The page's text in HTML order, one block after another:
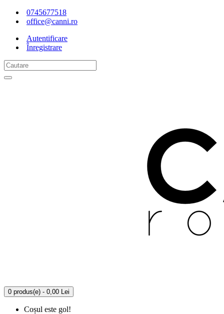
0745677518
office@canni.ro
Autentificare
Înregistrare
0 produs(e) - 0,00 Lei
Coșul este gol!